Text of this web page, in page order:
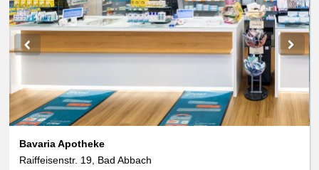
Bavaria Apotheke
Raiffeisenstr. 19, Bad Abbach